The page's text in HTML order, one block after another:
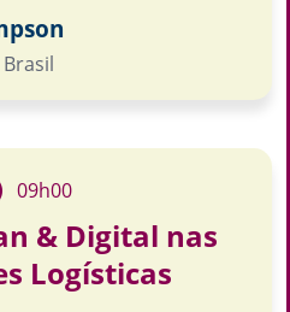
09h00
& Digital nas
Logísticas